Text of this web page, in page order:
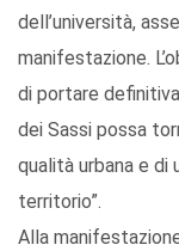
dell’università,
manifestazione.
di portare
dei Sassi possa
qualità urbana e
territorio”.
Alla